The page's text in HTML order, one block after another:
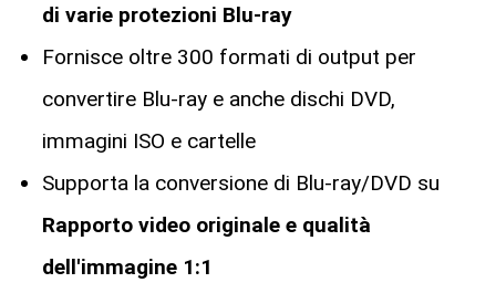
di varie protezioni Blu-ray
Fornisce oltre 300 formati di output per
convertire Blu-ray e anche dischi DVD,
immagini ISO e cartelle
Supporta la conversione di Blu-ray/DVD su
Rapporto video originale e qualità
dell'immagine 1:1